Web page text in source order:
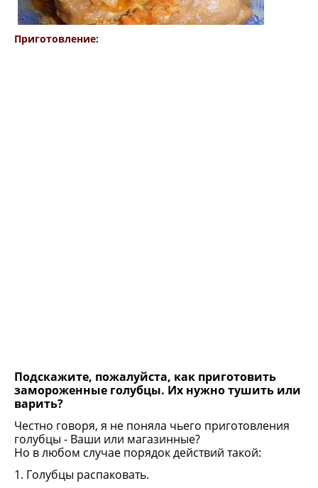
Приготовление:
Подскажите, пожалуйста, как приготовить
замороженные голубцы. Их нужно тушить или
варить?
Честно говоря, я не поняла чьего приготовления
голубцы - Ваши или магазинные?
Но в любом случае порядок действий такой:
1. Голубцы распаковать.